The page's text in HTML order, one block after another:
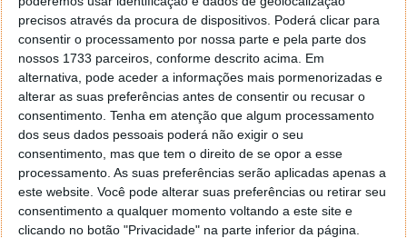
precisos através da procura de dispositivos. Poderá clicar para
consentir o processamento por nossa parte e pela parte dos
nossos 1733 parceiros, conforme descrito acima. Em
alternativa, pode aceder a informações mais pormenorizadas e
alterar as suas preferências antes de consentir ou recusar o
consentimento. Tenha em atenção que algum processamento
dos seus dados pessoais poderá não exigir o seu
consentimento, mas que tem o direito de se opor a esse
processamento. As suas preferências serão aplicadas apenas a
este website. Você pode alterar suas preferências ou retirar seu
consentimento a qualquer momento voltando a este site e
clicando no botão "Privacidade" na parte inferior da página.
Este artigo tem mais de um ano
Acompanhe o Pplware no Google Notícias
Proponha uma correção, faça uma sugestão
Autor:Pedro Simões